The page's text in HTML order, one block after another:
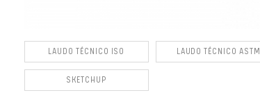
LAUDO TÉCNICO ISO LAUDO TÉCNICO ASTM
SKETCHUP